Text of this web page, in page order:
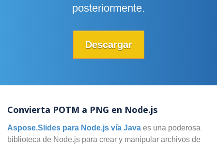
posteriormente.
Descargar
Convierta POTM a PNG en Node.js
Aspose.Slides para Node.js vía Java es una poderosa
biblioteca de Node.js para crear y manipular archivos de